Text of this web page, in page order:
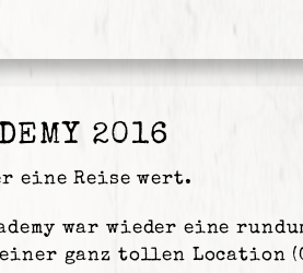
2016
eine Reise wert.
war wieder eine
ganz tollen Location